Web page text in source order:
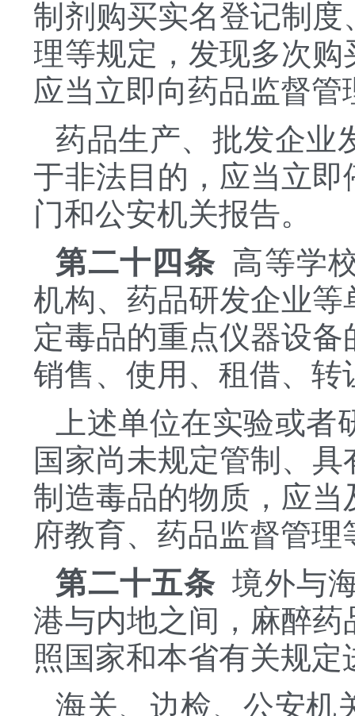
制剂购买实名登记制
理等规定，发现多次
应当立即向药品监督
药品生产、批发企业
于非法目的，应当立
门和公安机关报告。
第二十四条高等学
机构、药品研发企业
定毒品的重点仪器设
销售、使用、租借、
上述单位在实验或
国家尚未规定管制、
制造毒品的物质，应
府教育、药品监督管
第二十五条境外与
港与内地之间，麻醉
照国家和本省有关规定
海关、边检、公安机